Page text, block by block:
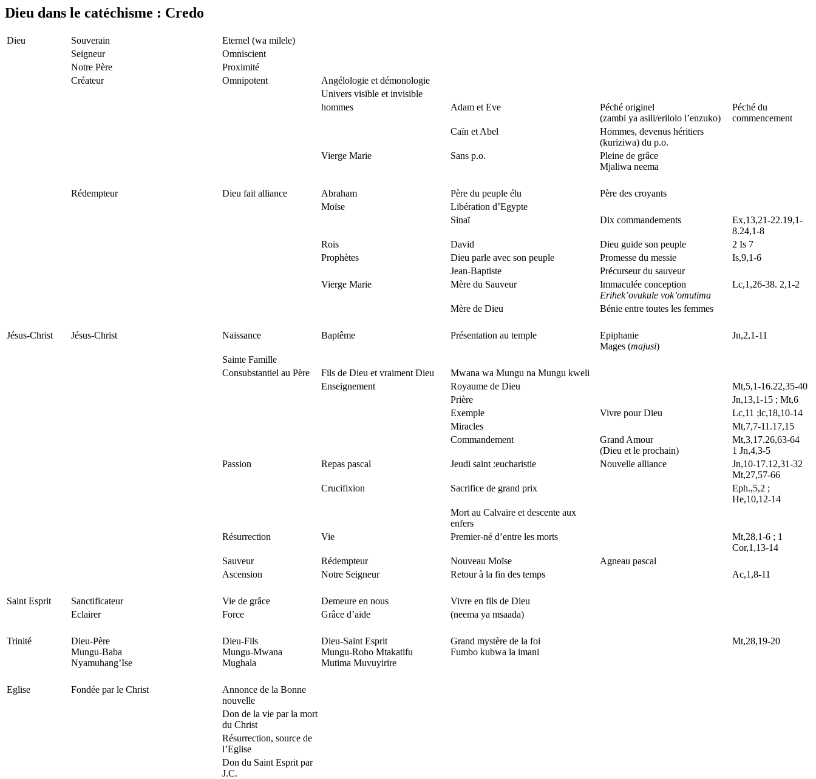
Dieu dans le catéchisme : Credo
Dieu Souverain
Eternel (wa milele)
Seigneur
Omniscient
Notre Père
Proximité
Créateur
Omnipotent
Angélologie et démonologie
Univers visible et invisible
hommes
Adam et Eve
Péché originel
(zambi ya asili/erilolo l’enzuko)
Péché du
commencement
Caïn et Abel
Hommes, devenus héritiers
(kuriziwa) du p.o.
Vierge Marie
Sans p.o.
Pleine de grâce
Mjaliwa neema
Rédempteur Dieu fait alliance Abraham Père du peuple élu
Père des croyants
Moïse
Libération d’Egypte
Sinaï
Dix commandements
Ex,13,21-22.19,1-
8.24,1-8
Rois
David Dieu guide son peuple
2 Is 7
Prophètes
Dieu parle avec son peuple Promesse du messie
Is,9,1-6
Jean-Baptiste
Précurseur du sauveur
Vierge Marie
Mère du Sauveur
Immaculée conception
Erihek’ovukule vok’omutima
Lc,1,26-38. 2,1-2
Mère de Dieu Bénie entre toutes les femmes
Jésus-Christ Jésus-Christ Naissance Baptême Présentation au temple
Epiphanie
Mages (majusi)
Jn,2,1-11
Sainte Famille
Consubstantiel au Père
Fils de Dieu et vraiment Dieu
Mwana wa Mungu na Mungu kweli
Enseignement
Royaume de Dieu
Mt,5,1-16.22,35-40
Prière
Jn,13,1-15 ; Mt,6
Exemple
Vivre pour Dieu
Lc,11 ;lc,18,10-14
Miracles
Mt,7,7-11.17,15
Commandement
Grand Amour
(Dieu et le prochain)
Mt,3,17.26,63-64
1 Jn,4,3-5
Passion
Repas pascal Jeudi saint :eucharistie Nouvelle alliance
Jn,10-17.12,31-32
Mt,27,57-66
Crucifixion
Sacrifice de grand prix
Eph.,5,2 ;
He,10,12-14
Mort au Calvaire et descente aux
enfers
Résurrection
Vie Premier-né d’entre les morts
Mt,28,1-6 ; 1
Cor,1,13-14
Sauveur
Rédempteur Nouveau Moïse
Agneau pascal
Ascension
Notre Seigneur Retour à la fin des temps Ac,1,8-11
Saint Esprit Sanctificateur Vie de grâce Demeure en nous
Vivre en fils de Dieu
Eclairer
Force Grâce d’aide (neema ya msaada)
Trinité
Dieu-Père
Mungu-Baba
Nyamuhang’Ise
Dieu-Fils
Mungu-Mwana
Mughala
Dieu-Saint Esprit
Mungu-Roho Mtakatifu
Mutima Muvuyirire
Grand mystère de la foi
Fumbo kubwa la imani
Mt,28,19-20
Eglise Fondée par le Christ
Annonce de la Bonne
nouvelle
Don de la vie par la mort
du Christ
Résurrection, source de
l’Eglise
Don du Saint Esprit par
J.C.